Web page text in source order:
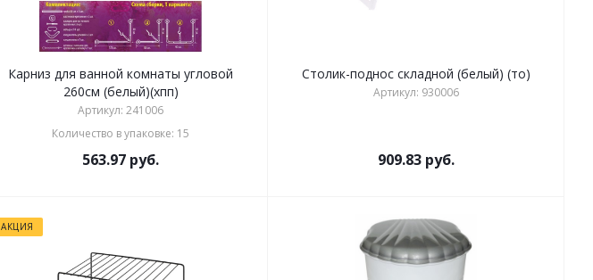
Карниз для ванной комнаты угловой
260см (белый)(хпп)
Артикул: 241006
Количество в упаковке: 15
563.97 руб.
Столик-поднос складной (белый) (то)
Артикул: 930006
909.83 руб.
АКЦИЯ